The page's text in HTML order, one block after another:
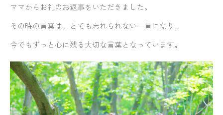
ママからお礼のお返事をいただきました。
その時の言葉は、とても忘れられない一言になり、
今でもずっと心に残る大切な言葉となっています。